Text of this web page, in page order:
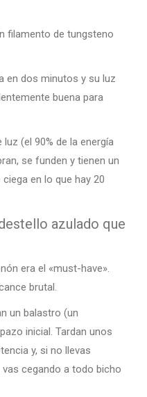
filamento de tungsteno
en dos minutos y su luz
buena para
(el 90% de la energía
se funden y tienen un
en lo que hay 20
azulado que
era el «must-have».
brutal.
un balastro (un
inicial. Tardan unos
y, si no llevas
cegando a todo bicho